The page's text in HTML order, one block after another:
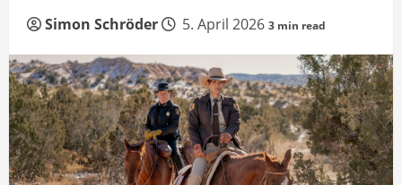
Simon Schröder 5. April 2026 3 min read